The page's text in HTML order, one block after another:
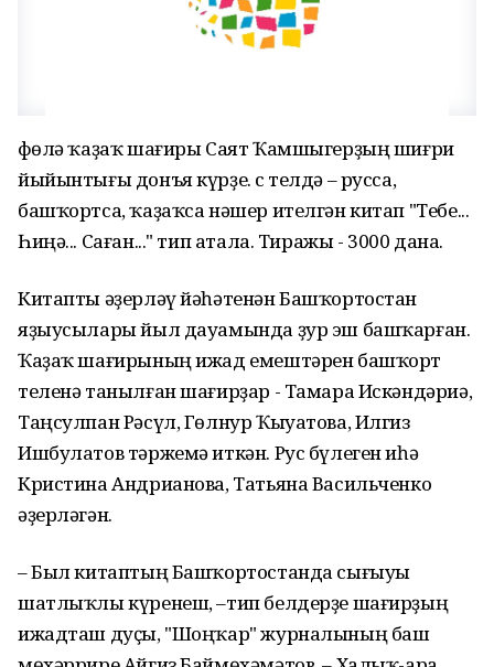
Өфөлә ҡаҙаҡ шағиры Саят Ҡамшыгерҙың шиғри
йыйынтығы донъя күрҙе. Өс телдә – русса,
башҡортса, ҡаҙаҡса нәшер ителгән китап "Тебе...
Һиңә... Саған..." тип атала. Тиражы - 3000 дана.
Китапты әҙерләү йәһәтенән Башҡортостан
яҙыусылары йыл дауамында ҙур эш башҡарған.
Ҡаҙаҡ шағирының ижад емештәрен башҡорт
теленә танылған шағирҙар - Тамара Искәндәриә,
Таңсулпан Рәсүл, Гөлнур Ҡыуатова, Илгиз
Ишбулатов тәржемә иткән. Рус бүлеген иһә
Кристина Андрианова, Татьяна Васильченко
әҙерләгән.
– Был китаптың Башҡортостанда сығыуы
шатлыҡлы күренеш, –тип белдерҙе шағирҙың
ижадташ дуҫы, "Шоңҡар" журналының баш